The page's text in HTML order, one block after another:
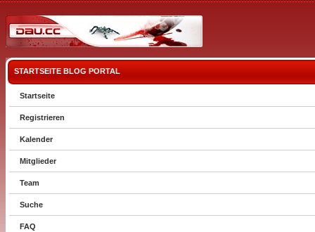
STARTSEITE BLOG PORTAL
Startseite
Registrieren
Kalender
Mitglieder
Team
Suche
FAQ